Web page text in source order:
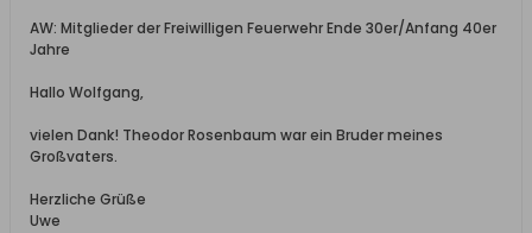
AW: Mitglieder der Freiwilligen Feuerwehr Ende 30er/Anfang 40er
Jahre
Hallo Wolfgang,
vielen Dank! Theodor Rosenbaum war ein Bruder meines
Großvaters.
Herzliche Grüße
Uwe